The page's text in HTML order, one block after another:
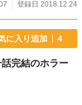
登録日 2018.12.24
に入り追加 4
完結のホラー